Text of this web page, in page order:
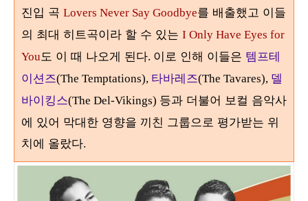
진입 곡 Lovers Never Say Goodbye를 배출했고 이들
의 최대 히트곡이라 할 수 있는 I Only Have Eyes for
You 도 이 때 나오게 된다. 이로 인해 이들은 템프테
이션즈(The Temptations), 타바레즈(The Tavares), 델
바이킹스(The Del-Vikings) 등과 더불어 보컬 음악사
에 있어 막대한 영향을 끼친 그룹으로 평가받는 위
치에 올랐다.